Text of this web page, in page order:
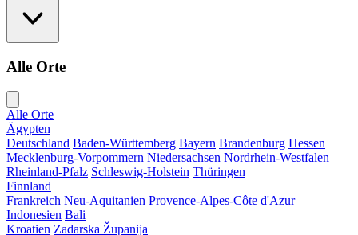
Alle Orte
Alle Orte
Ägypten
Deutschland Baden-Württemberg Bayern Brandenburg Hessen
Mecklenburg-Vorpommern Niedersachsen Nordrhein-Westfalen
Rheinland-Pfalz Schleswig-Holstein Thüringen
Finnland
Frankreich Neu-Aquitanien Provence-Alpes-Côte d'Azur
Indonesien Bali
Kroatien Zadarska Županija